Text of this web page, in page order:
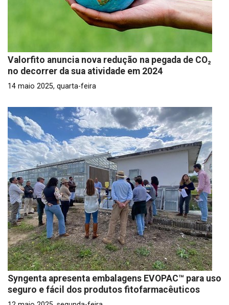
Valorfito anuncia nova redução na pegada de CO₂
no decorrer da sua atividade em 2024
14 maio 2025, quarta-feira
Syngenta apresenta embalagens EVOPAC™ para uso
seguro e fácil dos produtos fitofarmacêuticos